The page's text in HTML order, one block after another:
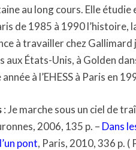
au long cours. Elle étudie
de 1985 à 1990 l’histoire,
à travailler chez
aux États-Unis, à Golden
à l’EHESS à Paris en
: Je marche sous un ciel de
2006, 135 p. – Dans
pont, Paris, 2010, 336 p. (